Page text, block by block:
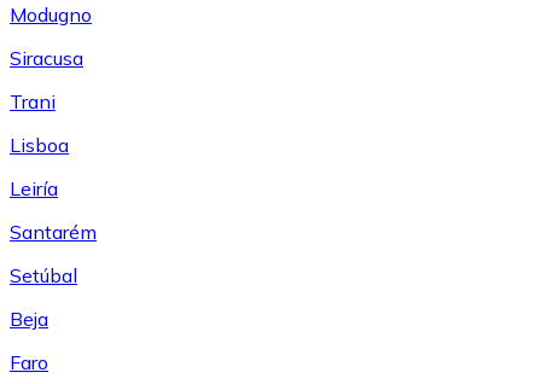
Modugno
Siracusa
Trani
Lisboa
Leiría
Santarém
Setúbal
Beja
Faro